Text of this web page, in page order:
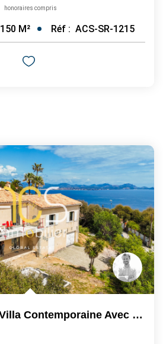
honoraires compris
150 M² Réf : ACS-SR-1215
Les Issambres - Villa Contemporaine Avec Vue Mer...